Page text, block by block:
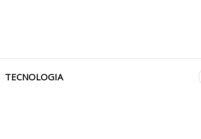
TECNOLOGIA